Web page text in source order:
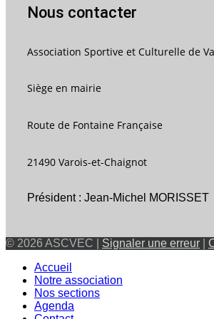
Nous contacter
Association Sportive et Culturelle de
Siège en mairie
Route de Fontaine Française
21490 Varois-et-Chaignot
Président : Jean-Michel MORISSET
© 2026 ASCVEC | Signaler une erreur
Accueil
Notre association
Nos sections
Agenda